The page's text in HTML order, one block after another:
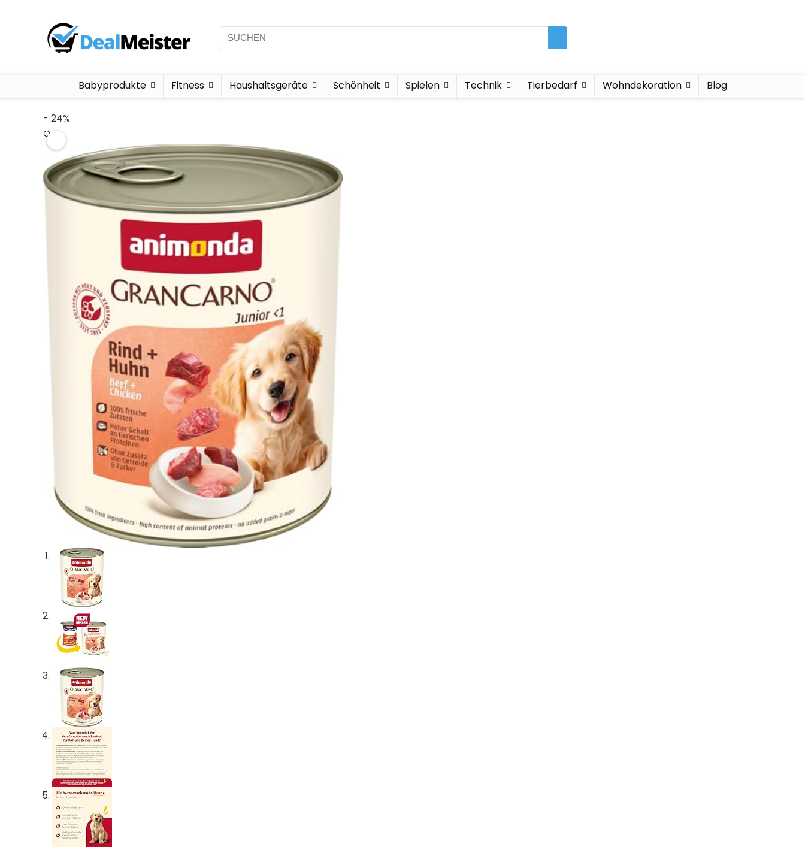
Babyprodukte Fitness Haushaltsgeräte Schönheit Spielen Technik Tierbedarf Wohndekoration Blog
- 24%
🔍